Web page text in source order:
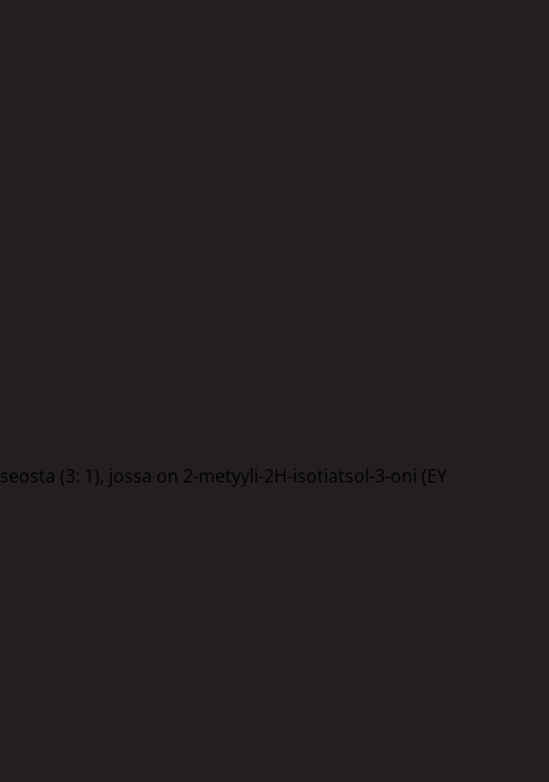
(3: 1), jossa on 2-metyyli-2H-isotiatsol-3-oni (EY